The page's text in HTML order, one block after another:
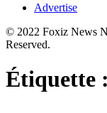
Advertise
© 2022 Foxiz News
Reserved.
Étiquette :